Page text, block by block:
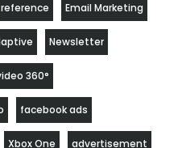
reference Email Marketing
Newsletter
360°
facebook ads
Xbox One advertisement